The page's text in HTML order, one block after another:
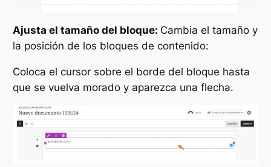
Ajusta el tamaño del bloque: Cambia el tamaño y
la posición de los bloques de contenido:
Coloca el cursor sobre el borde del bloque hasta
que se vuelva morado y aparezca una flecha.